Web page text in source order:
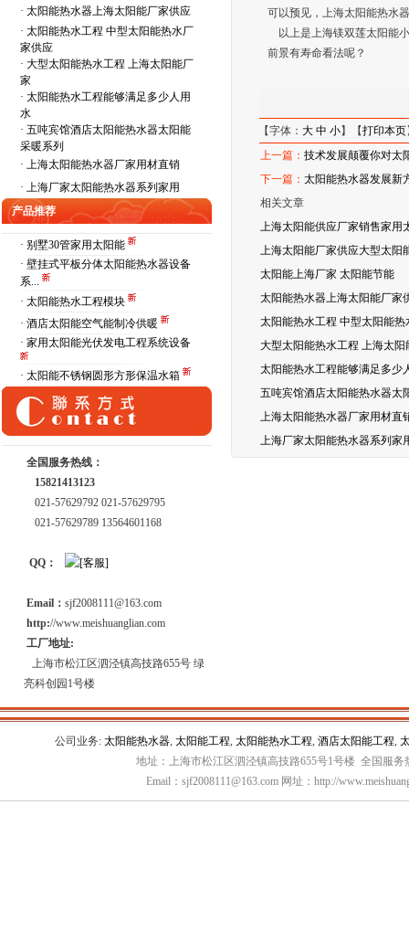
· 太阳能热水器上海太阳能厂家供应
· 太阳能热水工程 中型太阳能热水厂
家供应
· 大型太阳能热水工程 上海太阳能厂
家
· 太阳能热水工程能够满足多少人用
水
· 五吨宾馆酒店太阳能热水器太阳能
采暖系列
· 上海太阳能热水器厂家用材直销
· 上海厂家太阳能热水器系列家用
产品推荐
· 别墅30管家用太阳能
· 壁挂式平板分体太阳能热水器设备
系...
· 太阳能热水工程模块
· 酒店太阳能空气能制冷供暖
· 家用太阳能光伏发电工程系统设备
· 太阳能不锈钢圆形方形保温水箱
全国服务热线：
15821413123
021-57629792 021-57629795
021-57629789 13564601168
QQ：
Email： sjf2008111@163.com
http://www.meishuanglian.com
工厂地址:
上海市松江区泗泾镇高技路655号 绿
亮科创园1号楼
可以预见，上海太阳能热水
以上是上海镁双莲太阳能
前景有寿命看法呢？
【字体：大 中 小】【打印本页
上一篇：技术发展颠覆你对太
下一篇：太阳能热水器发展
相关文章
上海太阳能供应厂家销售家用
上海太阳能厂家供应大型太阳
太阳能上海厂家 太阳能节能
太阳能热水器上海太阳能厂家
太阳能热水工程 中型太阳能热
大型太阳能热水工程 上海太阳
太阳能热水工程能够满足多少
五吨宾馆酒店太阳能热水器太
上海太阳能热水器厂家用材直
上海厂家太阳能热水器系列家
公司业务: 太阳能热水器, 太阳能工程, 太阳能热水工程, 酒店太阳能工程,
地址：上海市松江区泗泾镇高技路655号1号楼 全国服务
Email：sjf2008111@163.com 网址：http://